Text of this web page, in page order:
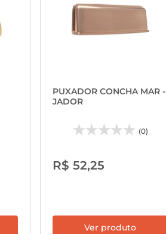
PUXADOR CONCHA MAR -
JADOR
(0)
R$ 52,25
Ver produto